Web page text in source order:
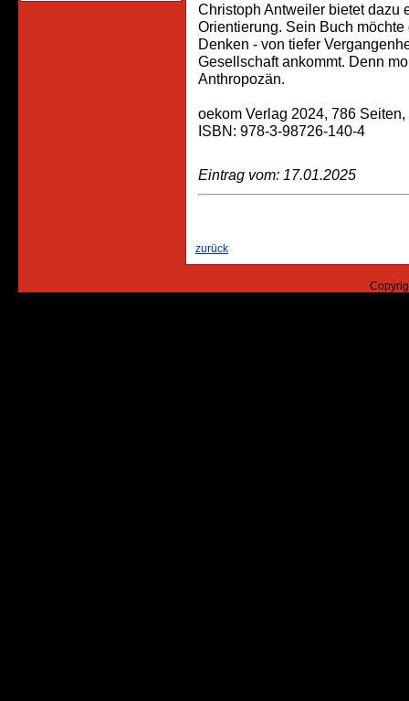
Christoph Antweiler bietet dazu
Orientierung. Sein Buch
Denken - von tiefer
Gesellschaft ankommt. Denn
Anthropozän.
oekom Verlag 2024, 786
ISBN: 978-3-98726-140-4
Eintrag vom: 17.01.2025
zurück